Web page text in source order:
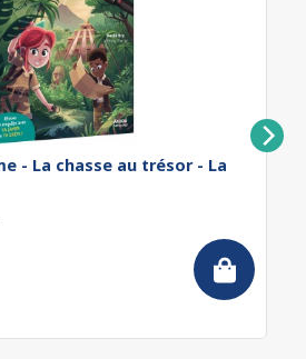
- La chasse au trésor - La